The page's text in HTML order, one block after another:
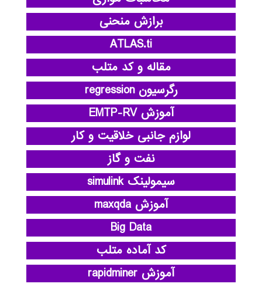
برازش منحنی
ATLAS.ti
مقاله و کد متلب
رگرسیون regression
آموزش EMTP-RV
لوازم جانبی خلاقیت و کار
نفت و گاز
سیمولینک simulink
آموزش maxqda
Big Data
کد آماده متلب
آموزش rapidminer